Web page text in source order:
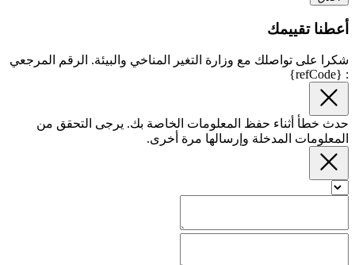
أعطنا تقييمك
شكرا على تواصلك مع وزارة التغير المناخي والبيئة. الرقم المرجعي
: {refCode}
حدث خطأ أثناء حفظ المعلومات الخاصة بك. يرجى التحقق من
المعلومات المدخلة وإرسالها مرة أخرى.